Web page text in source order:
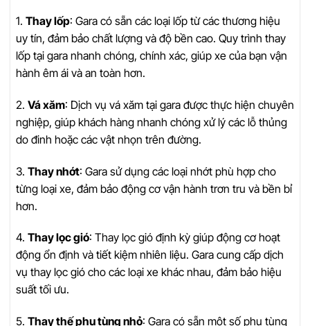
1. Thay lốp: Gara có sẵn các loại lốp từ các thương hiệu
uy tín, đảm bảo chất lượng và độ bền cao. Quy trình thay
lốp tại gara nhanh chóng, chính xác, giúp xe của bạn vận
hành êm ái và an toàn hơn.
2. Vá xăm: Dịch vụ vá xăm tại gara được thực hiện chuyên
nghiệp, giúp khách hàng nhanh chóng xử lý các lỗ thủng
do đinh hoặc các vật nhọn trên đường.
3. Thay nhớt: Gara sử dụng các loại nhớt phù hợp cho
từng loại xe, đảm bảo động cơ vận hành trơn tru và bền bỉ
hơn.
4. Thay lọc gió: Thay lọc gió định kỳ giúp động cơ hoạt
động ổn định và tiết kiệm nhiên liệu. Gara cung cấp dịch
vụ thay lọc gió cho các loại xe khác nhau, đảm bảo hiệu
suất tối ưu.
5. Thay thế phụ tùng nhỏ: Gara có sẵn một số phụ tùng